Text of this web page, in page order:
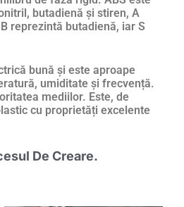
butadienă și stiren, A
reprezintă butadienă, iar S
bună și este aproape
umiditate și frecvență.
mediilor. Este, de
cu proprietăți excelente
De Creare.